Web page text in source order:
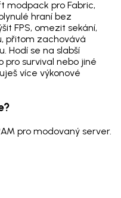
modpack pro Fabric,
hraní bez
FPS, omezit sekání,
přitom zachovává
Hodí se na slabší
pro survival nebo jiné
více výkonové
pro modovaný server.